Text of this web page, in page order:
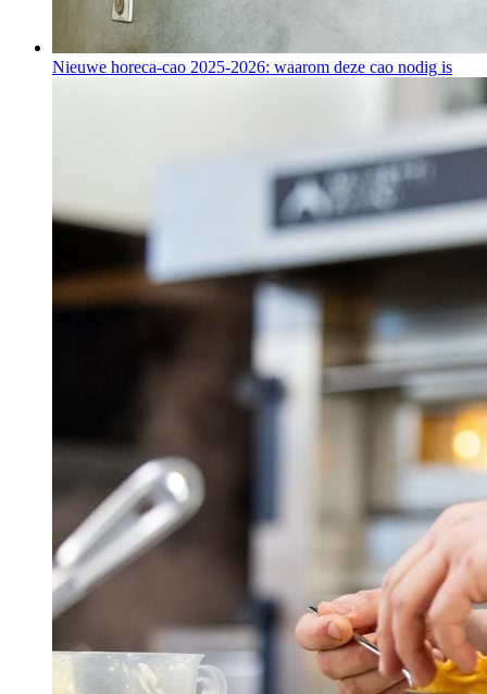
Nieuwe horeca-cao 2025-2026: waarom deze cao nodig is